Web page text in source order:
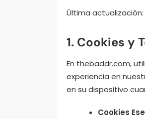
Última
1. Cookies y
En thebaddr.com,
experiencia en
en su dispositivo
Cookies